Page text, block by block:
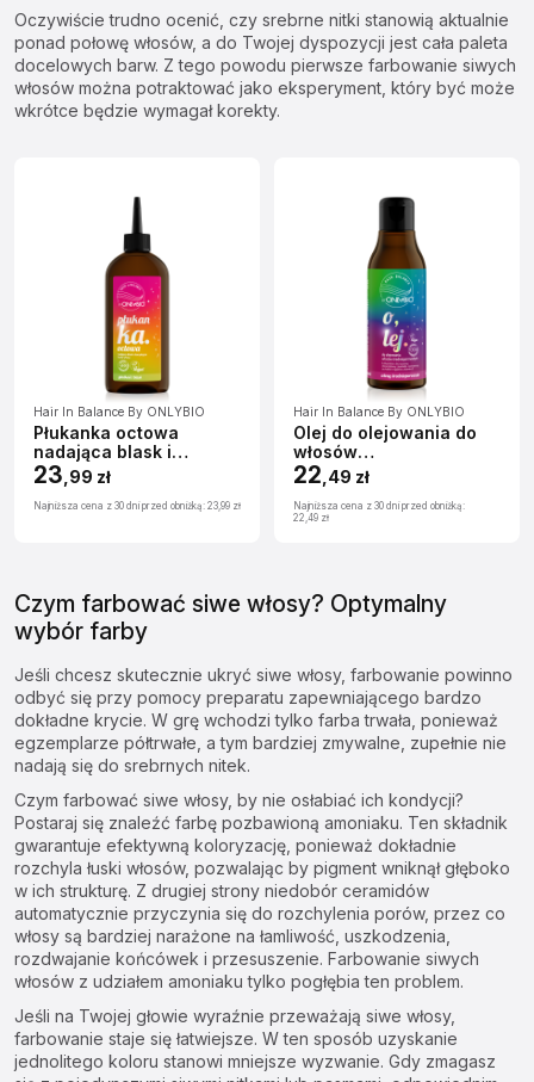
Oczywiście trudno ocenić, czy srebrne nitki stanowią aktualnie
ponad połowę włosów, a do Twojej dyspozycji jest cała paleta
docelowych barw. Z tego powodu pierwsze farbowanie siwych
włosów można potraktować jako eksperyment, który być może
wkrótce będzie wymagał korekty.
Hair In Balance By ONLYBIO
Płukanka octowa
nadająca blask i
domykająca łuskę włosa
300ml
23 99 zł
Najniższa cena z 30 dni przed obniżką: 23,99 zł
Hair In Balance By ONLYBIO
Olej do olejowania do
włosów
średnioporowatych 150
ml
22 49 zł
Najniższa cena z 30 dni przed obniżką:
22,49 zł
Czym farbować siwe włosy? Optymalny
wybór farby
Jeśli chcesz skutecznie ukryć siwe włosy, farbowanie powinno
odbyć się przy pomocy preparatu zapewniającego bardzo
dokładne krycie. W grę wchodzi tylko farba trwała, ponieważ
egzemplarze półtrwałe, a tym bardziej zmywalne, zupełnie nie
nadają się do srebrnych nitek.
Czym farbować siwe włosy, by nie osłabiać ich kondycji?
Postaraj się znaleźć farbę pozbawioną amoniaku. Ten składnik
gwarantuje efektywną koloryzację, ponieważ dokładnie
rozchyla łuski włosów, pozwalając by pigment wniknął głęboko
w ich strukturę. Z drugiej strony niedobór ceramidów
automatycznie przyczynia się do rozchylenia porów, przez co
włosy są bardziej narażone na łamliwość, uszkodzenia,
rozdwajanie końcówek i przesuszenie. Farbowanie siwych
włosów z udziałem amoniaku tylko pogłębia ten problem.
Jeśli na Twojej głowie wyraźnie przeważają siwe włosy,
farbowanie staje się łatwiejsze. W ten sposób uzyskanie
jednolitego koloru stanowi mniejsze wyzwanie. Gdy zmagasz